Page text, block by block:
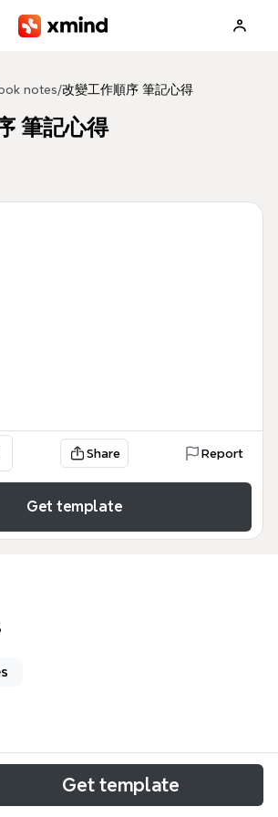
notes/改變工作順序 筆記心得
筆記心得
Share Report
Get template
序 筆記心得」心智圖範本由58個節
升工作效率與學習力的核心方法。它
Get template